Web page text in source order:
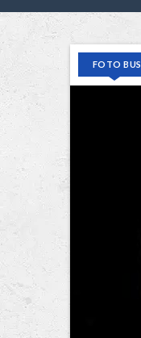
FOTO BUS